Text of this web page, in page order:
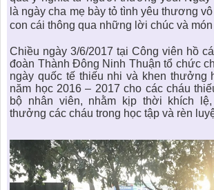
là ngày cha mẹ bày tỏ tình yêu thương
con cái thông qua những lời chúc và món
Chiều ngày 3/6/2017 tại Công viên hồ
đoàn Thành Đông Ninh Thuận tổ chức
ngày quốc tế thiếu nhi và khen thưởng
năm học 2016 – 2017 cho các cháu
bộ nhân viên, nhằm kịp thời khích
thưởng các cháu trong học tập và rèn